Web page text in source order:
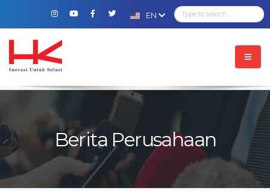
EN
Berita Perusahaan